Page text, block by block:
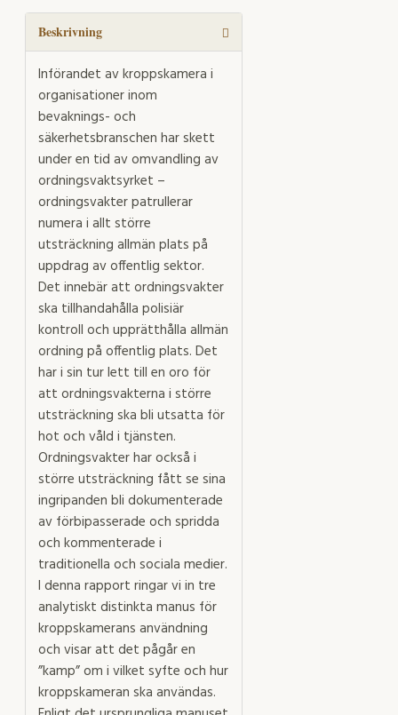
för
skydd,
kontroll
och
brottsbekämpning
mängd
Beskrivning
Införandet av kroppskamera i
organisationer inom
bevaknings- och
säkerhetsbranschen har skett
under en tid av omvandling av
ordningsvaktsyrket –
ordningsvakter patrullerar
numera i allt större
utsträckning allmän plats på
uppdrag av offentlig sektor.
Det innebär att ordningsvakter
ska tillhandahålla polisiär
kontroll och upprätthålla allmän
ordning på offentlig plats. Det
har i sin tur lett till en oro för
att ordningsvakterna i större
utsträckning ska bli utsatta för
hot och våld i tjänsten.
Ordningsvakter har också i
större utsträckning fått se sina
ingripanden bli dokumenterade
av förbipasserade och spridda
och kommenterade i
traditionella och sociala medier.
I denna rapport ringar vi in tre
analytiskt distinkta manus för
kroppskamerans användning
och visar att det pågår en
”kamp” om i vilket syfte och hur
kroppskameran ska användas.